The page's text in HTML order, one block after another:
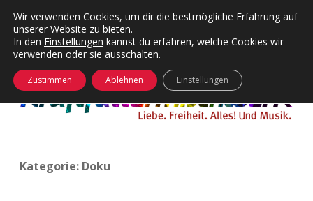
Kategorien
Menü
24 Hours Chilling
Die Wende
KFMW-Disco
Dates
öffnen
Kategorie: Doku
Wir verwenden Cookies, um dir die bestmögliche Erfahrung auf
unserer Website zu bieten.
In den Einstellungen kannst du erfahren, welche Cookies wir
verwenden oder sie ausschalten.
Zustimmen Ablehnen Einstellungen